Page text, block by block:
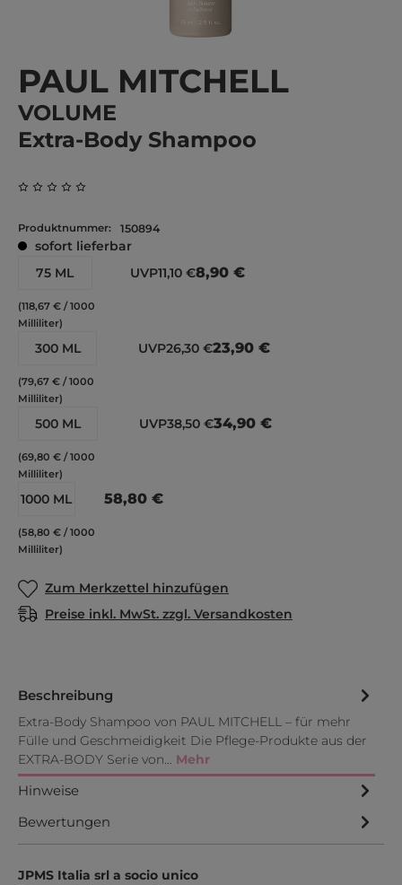
PAUL MITCHELL
VOLUME
Extra-Body Shampoo
Produktnummer: 150894
sofort lieferbar
75 ML
(118,67 € / 1000
Milliliter)
UVP11,10 €8,90 €
300 ML
(79,67 € / 1000
Milliliter)
UVP26,30 €23,90 €
500 ML
(69,80 € / 1000
Milliliter)
UVP38,50 €34,90 €
1000 ML
(58,80 € / 1000
Milliliter)
58,80 €
Zum Merkzettel hinzufügen
Preise inkl. MwSt. zzgl. Versandkosten
Beschreibung
Extra-Body Shampoo von PAUL MITCHELL – für mehr
Fülle und Geschmeidigkeit Die Pflege-Produkte aus der
EXTRA-BODY Serie von… Mehr
Hinweise
Bewertungen
JPMS Italia srl a socio unico